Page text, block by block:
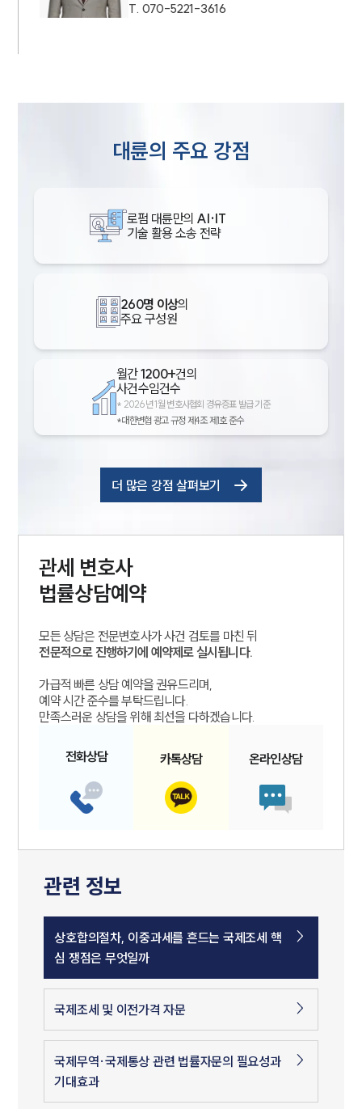
T. 070-5221-3616
대륜의 주요 강점
로펌 대륜만의 AI·IT
기술 활용 소송 전략
260명 이상의
주요 구성원
월간1200+건의
사건수임건수
* 2026년 1월 변호사협회 경유증표 발급 기준
*대한변협 광고 규정 제4조 제1호 준수
더 많은 강점 살펴보기
관세 변호사
법률상담예약
모든 상담은 전문변호사가 사건 검토를 마친 뒤
전문적으로 진행하기에 예약제로 실시됩니다.
가급적 빠른 상담 예약을 권유드리며,
예약 시간 준수를 부탁드립니다.
만족스러운 상담을 위해 최선을 다하겠습니다.
전화상담 카톡상담 온라인상담
관련 정보
상호합의절차, 이중과세를 흔드는 국제조세 핵
심 쟁점은 무엇일까
국제조세 및 이전가격 자문
국제무역·국제통상 관련 법률자문의 필요성과
기대효과